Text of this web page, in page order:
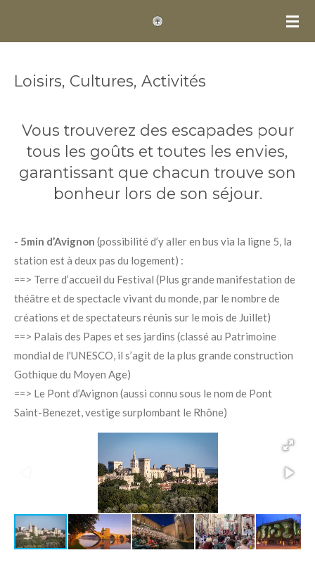
principal
Loisirs, Cultures, Activités
Vous trouverez des escapades pour
tous les goûts et toutes les envies,
garantissant que chacun trouve son
bonheur lors de son séjour.
- 5min d’Avignon (possibilité d’y aller en bus via la ligne 5, la
station est à deux pas du logement) :
==> Terre d’accueil du Festival (Plus grande manifestation de
théâtre et de spectacle vivant du monde, par le nombre de
créations et de spectateurs réunis sur le mois de Juillet)
==> Palais des Papes et ses jardins (classé au Patrimoine
mondial de l'UNESCO, il s’agit de la plus grande construction
Gothique du Moyen Age)
==> Le Pont d’Avignon (aussi connu sous le nom de Pont
Saint-Benezet, vestige surplombant le Rhône)